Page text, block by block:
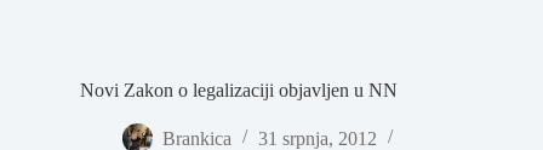
Novi Zakon o legalizaciji objavljen u NN
Brankica
31 srpnja, 2012